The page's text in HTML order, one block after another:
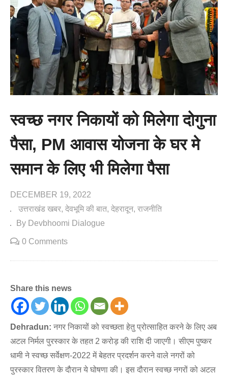
स्वच्छ नगर निकायों को मिलेगा दोगुना
पैसा, PM आवास योजना के घर मे
समान के लिए भी मिलेगा पैसा
DECEMBER 19, 2022
उत्तराखंड खबर देवभूमि की बात देहरादून राजनीति
By Devbhoomi Dialogue
0 Comments
Share this news
Dehradun: नगर निकायों को स्वच्छता हेतु प्रोत्साहित करने के लिए अब
अटल निर्मल पुरस्कार के तहत 2 करोड़ की राशि दी जाएगी। सीएम पुष्कर
धामी ने स्वच्छ सर्वेक्षण-2022 में बेहतर प्रदर्शन करने वाले नगरों को
पुरस्कार वितरण के दौरान ये घोषणा की। इस दौरान स्वच्छ नगरों को अटल